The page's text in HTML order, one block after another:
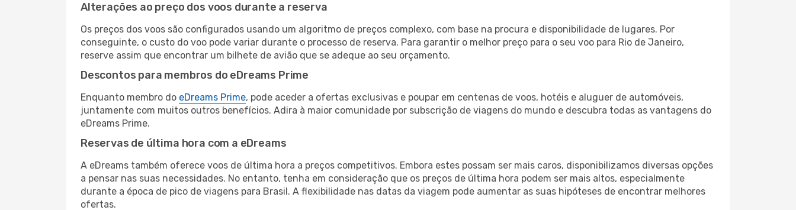
Alterações ao preço dos voos durante a reserva
Os preços dos voos são configurados usando um algoritmo de preços complexo, com base na procura e disponibilidade de lugares. Por
conseguinte, o custo do voo pode variar durante o processo de reserva. Para garantir o melhor preço para o seu voo para Rio de Janeiro,
reserve assim que encontrar um bilhete de avião que se adeque ao seu orçamento.
Descontos para membros do eDreams Prime
Enquanto membro do eDreams Prime, pode aceder a ofertas exclusivas e poupar em centenas de voos, hotéis e aluguer de automóveis,
juntamente com muitos outros benefícios. Adira à maior comunidade por subscrição de viagens do mundo e descubra todas as vantagens do
eDreams Prime.
Reservas de última hora com a eDreams
A eDreams também oferece voos de última hora a preços competitivos. Embora estes possam ser mais caros, disponibilizamos diversas opções
a pensar nas suas necessidades. No entanto, tenha em consideração que os preços de última hora podem ser mais altos, especialmente
durante a época de pico de viagens para Brasil. A flexibilidade nas datas da viagem pode aumentar as suas hipóteses de encontrar melhores
ofertas.